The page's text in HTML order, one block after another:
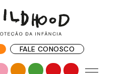
FALE CONOSCO